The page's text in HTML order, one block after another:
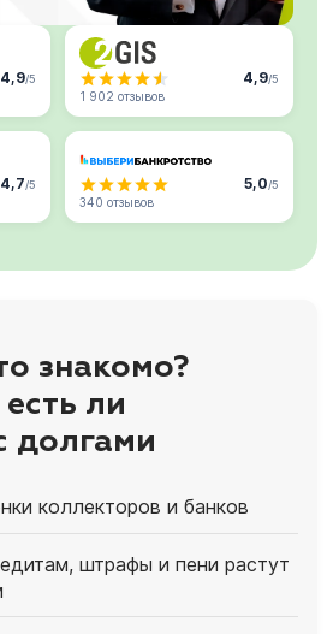
4,9/5 4,9/5
1 902 отзывов
4,7/5 5,0/5
340 отзывов
знакомо?
ли
долгами
коллекторов и банков
штрафы и пени растут